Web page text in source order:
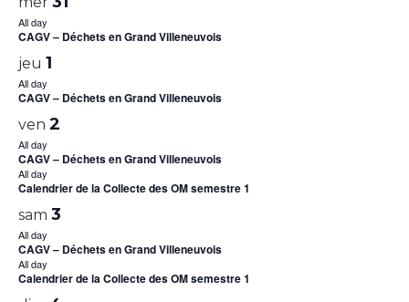
All day
CAGV – Déchets en Grand Villeneuvois
jeu 1
All day
CAGV – Déchets en Grand Villeneuvois
ven 2
All day
CAGV – Déchets en Grand Villeneuvois
All day
Calendrier de la Collecte des OM semestre 1
sam 3
All day
CAGV – Déchets en Grand Villeneuvois
All day
Calendrier de la Collecte des OM semestre 1